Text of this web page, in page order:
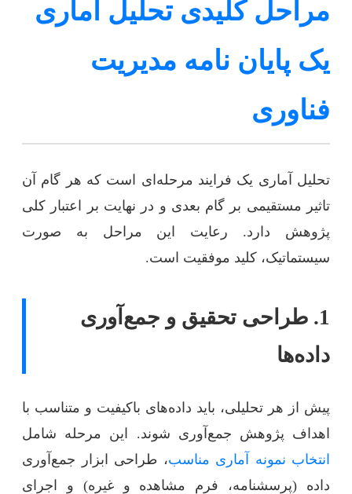
مراحل کلیدی تحلیل آماری
یک پایان نامه مدیریت
فناوری
تحلیل آماری یک فرایند مرحله‌ای است که هر گام آن
تاثیر مستقیمی بر گام بعدی و در نهایت بر اعتبار کلی
پژوهش دارد. رعایت این مراحل به صورت
سیستماتیک، کلید موفقیت است.
1. طراحی تحقیق و جمع‌آوری
داده‌ها
پیش از هر تحلیلی، باید داده‌های باکیفیت و متناسب با
اهداف پژوهش جمع‌آوری شوند. این مرحله شامل
انتخاب نمونه آماری مناسب، طراحی ابزار جمع‌آوری
داده (پرسشنامه، فرم مشاهده و غیره) و اجرای